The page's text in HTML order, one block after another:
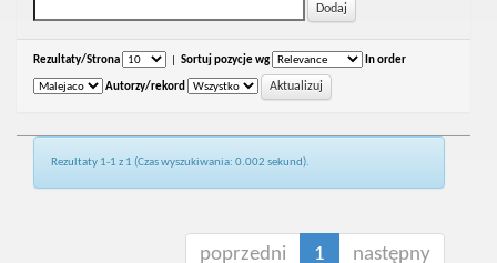
Rezultaty/Strona Sortuj pozycje wg In order
Autorzy/rekord
Rezultaty 1-1 z 1 (Czas wyszukiwania: 0.002 sekund).
poprzedni 1 następny